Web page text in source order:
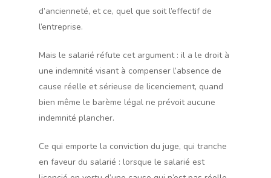
d’ancienneté, et ce, quel que soit l’effectif de
l’entreprise.
Mais le salarié réfute cet argument : il a le droit à
une indemnité visant à compenser l’absence de
cause réelle et sérieuse de licenciement, quand
bien même le barème légal ne prévoit aucune
indemnité plancher.
Ce qui emporte la conviction du juge, qui tranche
en faveur du salarié : lorsque le salarié est